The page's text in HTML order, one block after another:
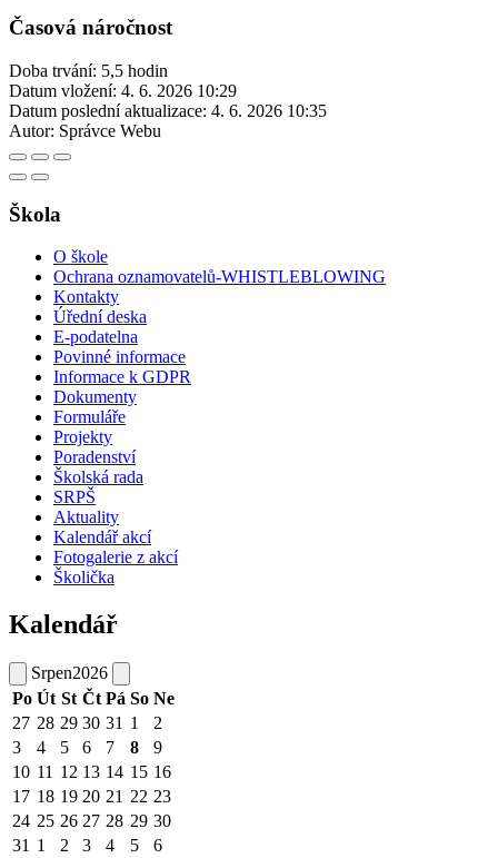
Časová náročnost
Doba trvání: 5,5 hodin
Datum vložení: 4. 6. 2026 10:29
Datum poslední aktualizace: 4. 6. 2026 10:35
Autor: Správce Webu
Škola
O škole
Ochrana oznamovatelů-WHISTLEBLOWING
Kontakty
Úřední deska
E-podatelna
Povinné informace
Informace k GDPR
Dokumenty
Formuláře
Projekty
Poradenství
Školská rada
SRPŠ
Aktuality
Kalendář akcí
Fotogalerie z akcí
Školička
Kalendář
Srpen2026
Po Út St Čt Pá So Ne
27 28 29 30 31 1
2
3
4 5 6 7 8
9
10 11 12 13 14 15 16
17 18 19 20 21 22 23
24 25 26 27 28 29 30
31 1 2 3 4 5 6